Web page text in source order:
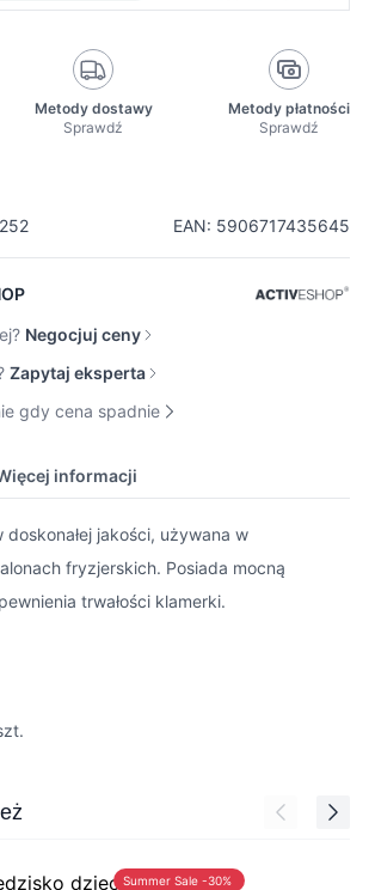
EAN: 5906717435645
Metody dostawy
Sprawdź
Metody płatności
Sprawdź
Negocjuj ceny
Zapytaj eksperta
gdy cena spadnie
informacji
doskonałej jakości, używana w
fryzjerskich. Posiada mocną
trwałości klamerki.
Summer Sale -30%